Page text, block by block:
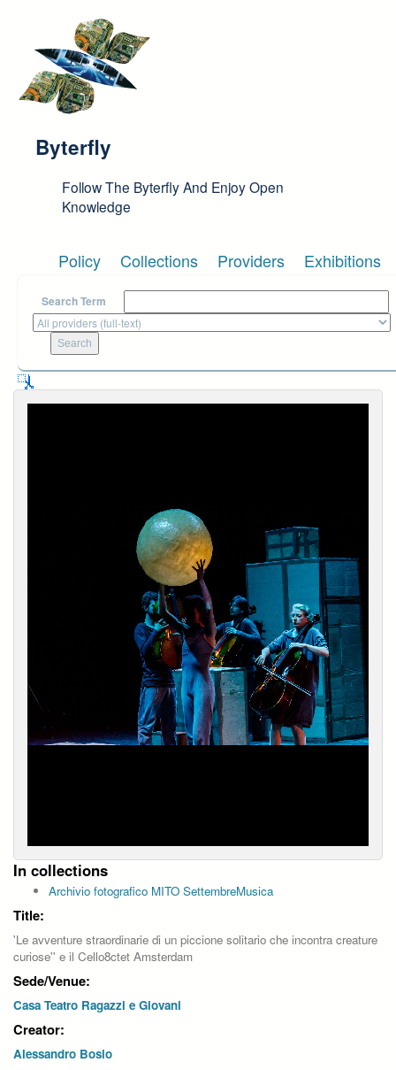
Byterfly
Follow The Byterfly And Enjoy Open
Knowledge
Policy Collections Providers Exhibitions
Search Term
In collections
Archivio fotografico MITO SettembreMusica
Title:
'Le avventure straordinarie di un piccione solitario che incontra creature
curiose'' e il Cello8ctet Amsterdam
Sede/Venue:
Casa Teatro Ragazzi e Giovani
Creator:
Alessandro Bosio